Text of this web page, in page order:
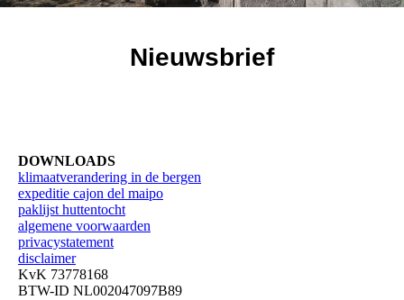
Nieuwsbrief
DOWNLOADS
klimaatverandering in de bergen
expeditie cajon del maipo
paklijst huttentocht
algemene voorwaarden
privacystatement
disclaimer
KvK 73778168
BTW-ID NL002047097B89